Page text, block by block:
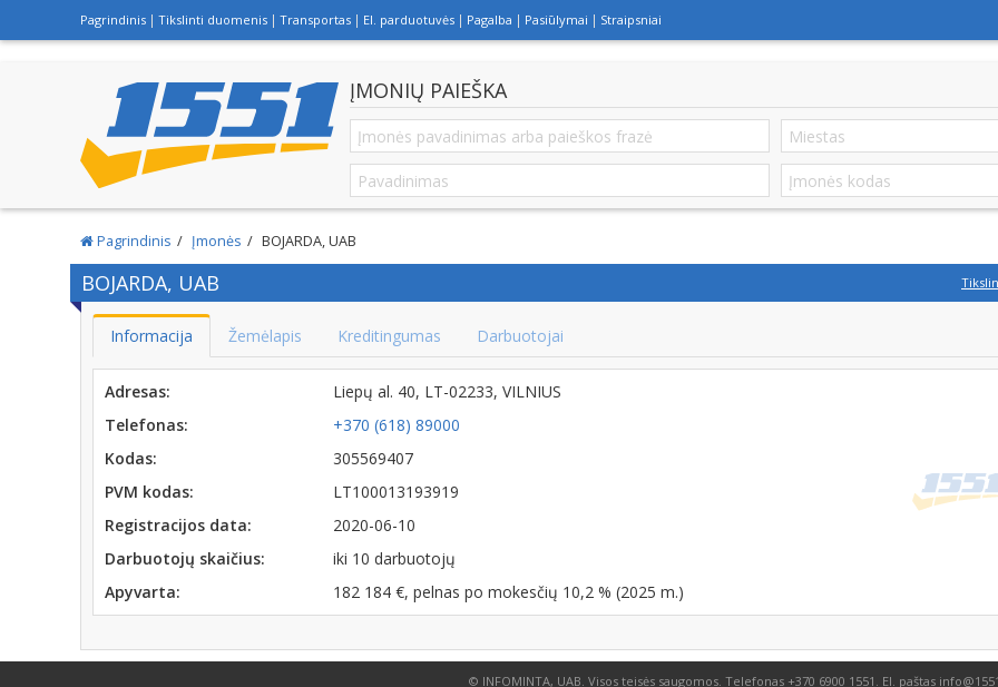
Pagrindinis Tikslinti duomenis Transportas El. parduotuvės Pagalba Pasiūlymai Straipsniai
ĮMONIŲ PAIEŠKA
Pagrindinis Įmonės BOJARDA, UAB
BOJARDA, UAB
Informacija Žemėlapis Kreditingumas Darbuotojai
Adresas:
Liepų al. 40, LT-02233, VILNIUS
Telefonas:
+370 (618) 89000
Kodas:
305569407
PVM kodas:
LT100013193919
Registracijos data:
2020-06-10
Darbuotojų skaičius:
iki 10 darbuotojų
Apyvarta:
182 184 €, pelnas po mokesčių 10,2 % (2025 m.)
© INFOMINTA, UAB. Visos teisės saugomos. Telefonas +370 6900 1551 . El. paštas